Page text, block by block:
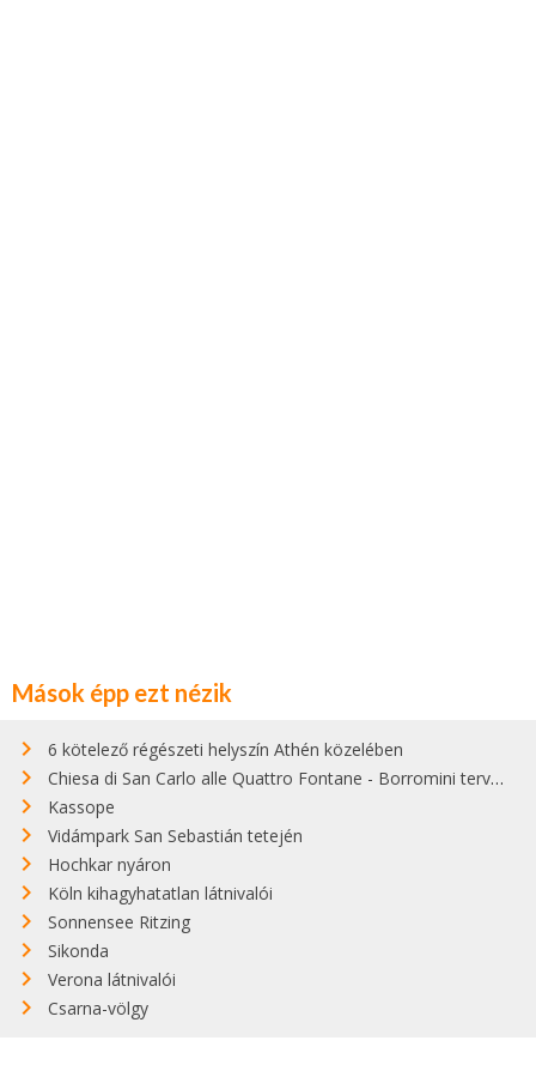
Mások épp ezt nézik
6 kötelező régészeti helyszín Athén közelében
Chiesa di San Carlo alle Quattro Fontane - Borromini tervezte gyönyörű barokk templom Rómában
Kassope
Vidámpark San Sebastián tetején
Hochkar nyáron
Köln kihagyhatatlan látnivalói
Sonnensee Ritzing
Sikonda
Verona látnivalói
Csarna-völgy